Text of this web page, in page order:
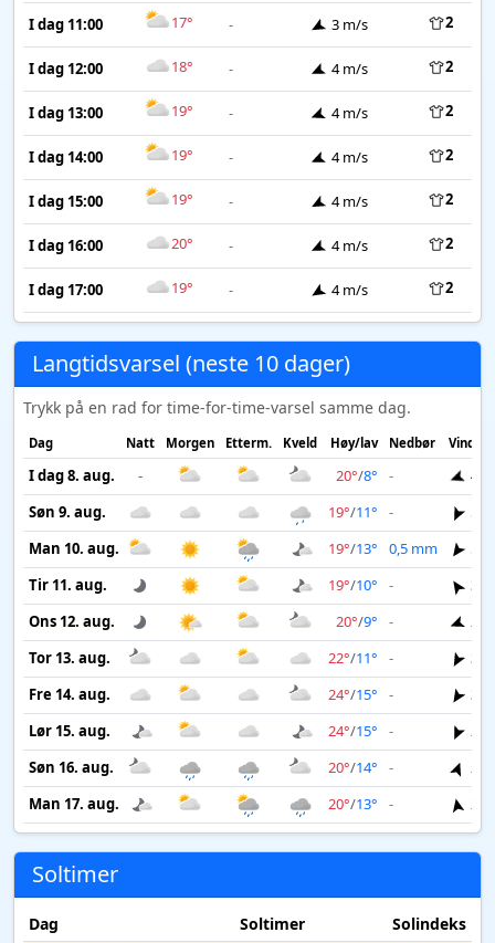
I dag 11:00 17° - 3 m/s 2
I dag 12:00 18° - 4 m/s 2
I dag 13:00 19° - 4 m/s 2
I dag 14:00 19° - 4 m/s 2
I dag 15:00 19° - 4 m/s 2
I dag 16:00 20° - 4 m/s 2
I dag 17:00 19° - 4 m/s 2
Langtidsvarsel (neste 10 dager)
Trykk på en rad for time-for-time-varsel samme dag.
Dag Natt Morgen Etterm. Kveld Høy/lav Nedbør Vind
I dag 8. aug. - 20°/8° -
4
Søn 9. aug.
19°/11° -
5
Man 10. aug.
19°/13° 0,5 mm
5
Tir 11. aug.
19°/10° -
3
Ons 12. aug.
20°/9° -
2
Tor 13. aug.
22°/11° -
3
Fre 14. aug.
24°/15° -
3
Lør 15. aug.
24°/15° -
2
Søn 16. aug.
20°/14° -
2
Man 17. aug.
20°/13° - 2
Soltimer
Dag Soltimer Solindeks